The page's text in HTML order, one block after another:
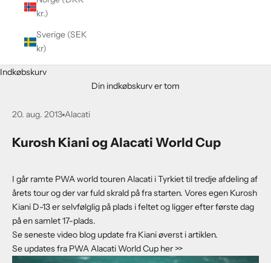
kr.)
Sverige (SEK
kr)
Indkøbskurv
Din indkøbskurv er tom
20. aug. 2013 Alacati
Kurosh Kiani og Alacati World Cup
I går ramte PWA world touren Alacati i Tyrkiet til tredje afdeling af
årets tour og der var fuld skrald på fra starten. Vores egen Kurosh
Kiani D-13 er selvfølglig på plads i feltet og ligger efter første dag
på en samlet 17-plads.
Se seneste video blog update fra Kiani øverst i artiklen.
Se updates fra PWA Alacati World Cup her >>